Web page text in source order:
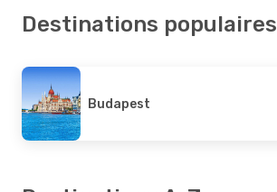
Destinations populaires
Budapest